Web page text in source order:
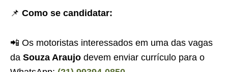
📌 Como se candidatar:
📲 Os motoristas interessados em uma das vagas
da Souza Araujo devem enviar currículo para o